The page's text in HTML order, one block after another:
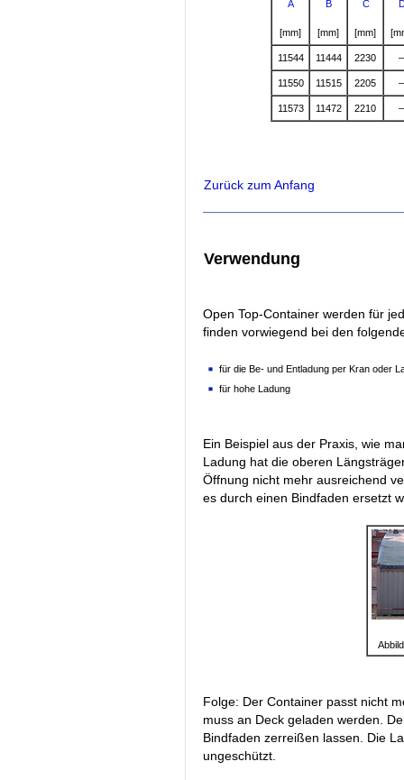
A
[mm]
B
[mm]
C
[mm]
11544 11444 2230 –
11550 11515 2205 –
11573 11472 2210 –
Zurück zum Anfang
Verwendung
Open Top-Container werden für
finden vorwiegend bei den
für die Be- und Entladung per Kran oder
für hohe Ladung
Ein Beispiel aus der Praxis, wie
Ladung hat die oberen
Öffnung nicht mehr ausreichend
es durch einen Bindfaden ersetzt
Folge: Der Container passt nicht
muss an Deck geladen werden.
Bindfaden zerreißen lassen. Die
ungeschützt.